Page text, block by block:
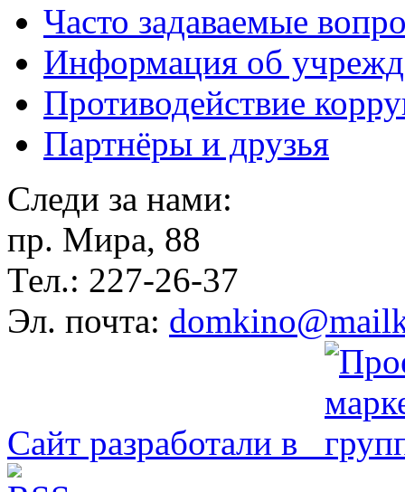
Часто задаваемые
Информация об
Противодействие
Партнёры и друзья
Следи за нами:
пр. Мира, 88
Тел.: 227-26-37
Эл. почта:
Сайт разработали в